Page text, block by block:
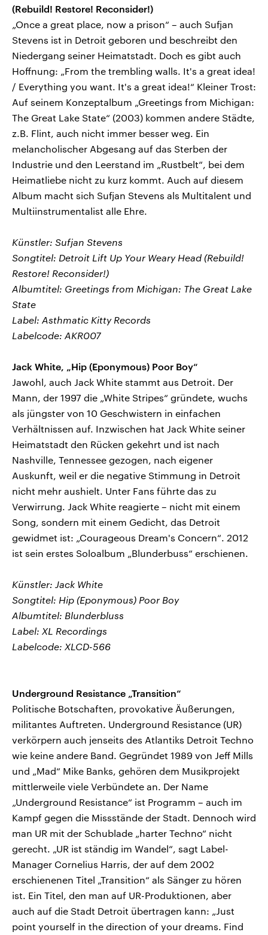
(Rebuild! Restore! Reconsider!)
„Once a great place, now a prison“ – auch Sufjan
Stevens ist in Detroit geboren und beschreibt den
Niedergang seiner Heimatstadt. Doch es gibt auch
Hoffnung: „From the trembling walls. It's a great idea!
/ Everything you want. It's a great idea!“ Kleiner Trost:
Auf seinem Konzeptalbum „Greetings from Michigan:
The Great Lake State“ (2003) kommen andere Städte,
z.B. Flint, auch nicht immer besser weg. Ein
melancholischer Abgesang auf das Sterben der
Industrie und den Leerstand im „Rustbelt“, bei dem
Heimatliebe nicht zu kurz kommt. Auch auf diesem
Album macht sich Sufjan Stevens als Multitalent und
Multiinstrumentalist alle Ehre.
Künstler: Sufjan Stevens
Songtitel: Detroit Lift Up Your Weary Head (Rebuild!
Restore! Reconsider!)
Albumtitel: Greetings from Michigan: The Great Lake
State
Label: Asthmatic Kitty Records
Labelcode: AKR007
Jack White, „Hip (Eponymous) Poor Boy“
Jawohl, auch Jack White stammt aus Detroit. Der
Mann, der 1997 die „White Stripes“ gründete, wuchs
als jüngster von 10 Geschwistern in einfachen
Verhältnissen auf. Inzwischen hat Jack White seiner
Heimatstadt den Rücken gekehrt und ist nach
Nashville, Tennessee gezogen, nach eigener
Auskunft, weil er die negative Stimmung in Detroit
nicht mehr aushielt. Unter Fans führte das zu
Verwirrung. Jack White reagierte – nicht mit einem
Song, sondern mit einem Gedicht, das Detroit
gewidmet ist: „Courageous Dream's Concern“. 2012
ist sein erstes Soloalbum „Blunderbuss“ erschienen.
Künstler: Jack White
Songtitel: Hip (Eponymous) Poor Boy
Albumtitel: Blunderbluss
Label: XL Recordings
Labelcode: XLCD-566
Underground Resistance „Transition“
Politische Botschaften, provokative Äußerungen,
militantes Auftreten. Underground Resistance (UR)
verkörpern auch jenseits des Atlantiks Detroit Techno
wie keine andere Band. Gegründet 1989 von Jeff Mills
und „Mad“ Mike Banks, gehören dem Musikprojekt
mittlerweile viele Verbündete an. Der Name
„Underground Resistance“ ist Programm – auch im
Kampf gegen die Missstände der Stadt. Dennoch wird
man UR mit der Schublade „harter Techno“ nicht
gerecht. „UR ist ständig im Wandel“, sagt Label-
Manager Cornelius Harris, der auf dem 2002
erschienenen Titel „Transition“ als Sänger zu hören
ist. Ein Titel, den man auf UR-Produktionen, aber
auch auf die Stadt Detroit übertragen kann: „Just
point yourself in the direction of your dreams. Find